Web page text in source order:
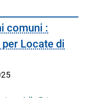
comuni :
Locate di